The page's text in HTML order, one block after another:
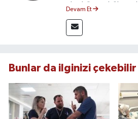
olmak üzere
mezunu olan Tink,
doğruluk, tarafsızlık
Devam Et
Bunlar da ilginizi çekebilir